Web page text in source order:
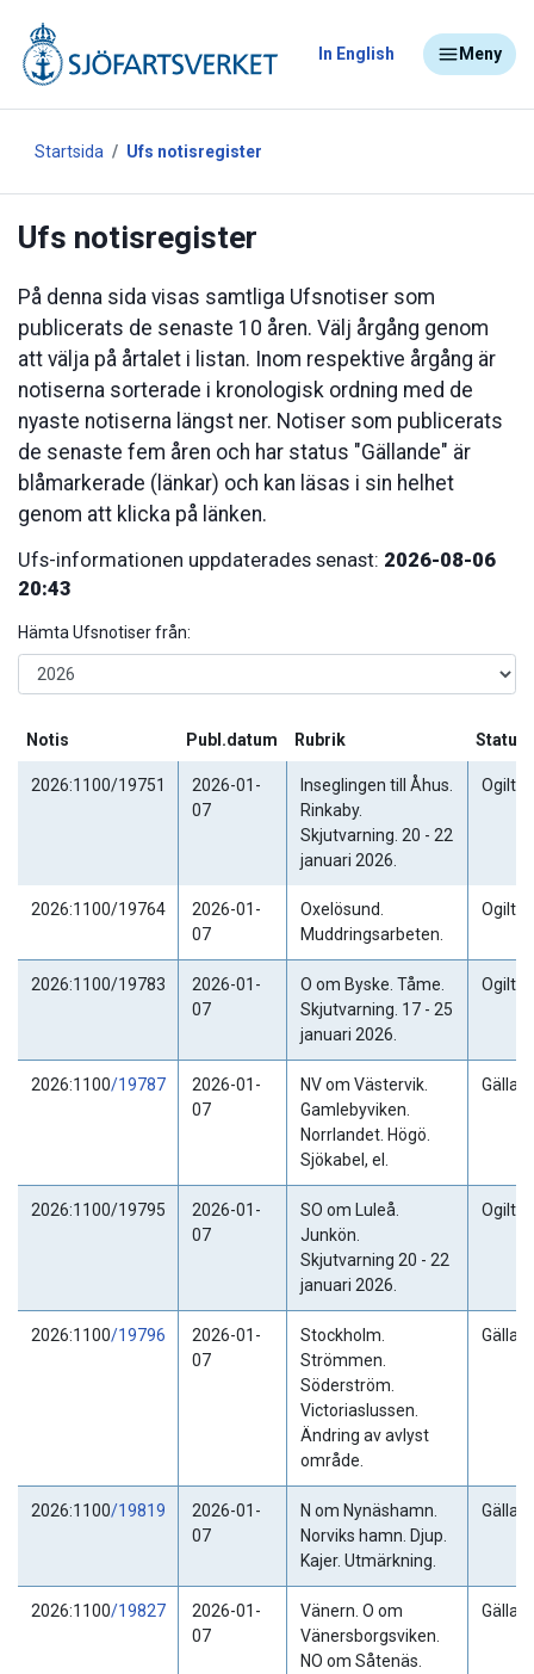
In English Meny
Startsida Ufs notisregister
Ufs notisregister
På denna sida visas samtliga Ufsnotiser som
publicerats de senaste 10 åren. Välj årgång genom
att välja på årtalet i listan. Inom respektive årgång är
notiserna sorterade i kronologisk ordning med de
nyaste notiserna längst ner. Notiser som publicerats
de senaste fem åren och har status "Gällande" är
blåmarkerade (länkar) och kan läsas i sin helhet
genom att klicka på länken.
Ufs-informationen uppdaterades senast: 2026-08-06
20:43
Hämta Ufsnotiser från:
Notis Publ.datum Rubrik Status
2026:1100/19751
2026-01-
07
Inseglingen till Åhus.
Rinkaby.
Skjutvarning. 20 - 22
januari 2026.
Ogiltig
2026:1100/19764
2026-01-
07
Oxelösund.
Muddringsarbeten.
Ogiltig
2026:1100/19783
2026-01-
07
O om Byske. Tåme.
Skjutvarning. 17 - 25
januari 2026.
Ogiltig
2026:1100/19787
2026-01-
07
NV om Västervik.
Gamlebyviken.
Norrlandet. Högö.
Sjökabel, el.
2026:1100/19795
2026-01-
07
SO om Luleå.
Junkön.
Skjutvarning 20 - 22
januari 2026.
Ogiltig
2026:1100/19796
2026-01-
07
Stockholm.
Strömmen.
Söderström.
Victoriaslussen.
Ändring av avlyst
område.
2026:1100/19819
2026-01-
07
N om Nynäshamn.
Norviks hamn. Djup.
Kajer. Utmärkning.
2026:1100/19827
2026-01-
07
Vänern. O om
Vänersborgsviken.
NO om Såtenäs.